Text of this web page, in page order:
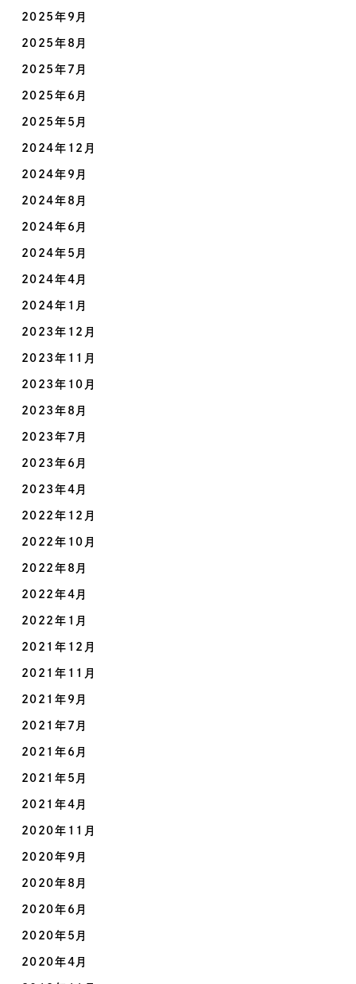
2025年9月
2025年8月
2025年7月
2025年6月
2025年5月
2024年12月
2024年9月
2024年8月
2024年6月
2024年5月
2024年4月
2024年1月
2023年12月
2023年11月
2023年10月
2023年8月
2023年7月
2023年6月
2023年4月
2022年12月
2022年10月
2022年8月
2022年4月
2022年1月
2021年12月
2021年11月
2021年9月
2021年7月
2021年6月
2021年5月
2021年4月
2020年11月
2020年9月
2020年8月
2020年6月
2020年5月
2020年4月